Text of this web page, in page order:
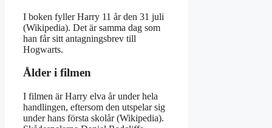
I boken fyller Harry 11 år den 31 juli
(Wikipedia). Det är samma dag som
han får sitt antagningsbrev till
Hogwarts.
Ålder i filmen
I filmen är Harry elva år under hela
handlingen, eftersom den utspelar sig
under hans första skolår (Wikipedia).